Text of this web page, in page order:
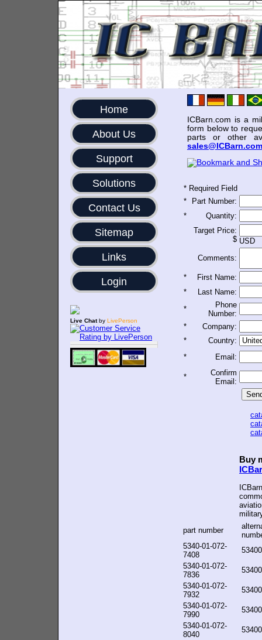
Home
About Us
Support
Solutions
Contact Us
Sitemap
Links
Login
Live Chatby LivePerson
ICBarn.com is a
form below to
parts or other
sales@ICBarn.com
* Required Field
*
Part Number:
*
Quantity:
Target Price:
$ USD
Comments:
*
First Name:
*
Last Name:
*
Phone
Number:
*
Company:
*
Country:
*
Email:
*
Confirm
Email:
Buy
part number
5340-01-072-
7408
5340-01-072-
7836
5340-01-072-
7932
5340-01-072-
7990
5340-01-072-
8040